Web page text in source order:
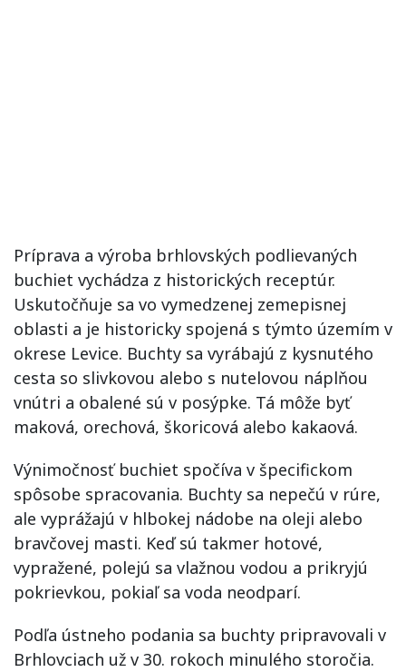
Príprava a výroba brhlovských podlievaných
buchiet vychádza z historických receptúr.
Uskutočňuje sa vo vymedzenej zemepisnej
oblasti a je historicky spojená s týmto územím v
okrese Levice. Buchty sa vyrábajú z kysnutého
cesta so slivkovou alebo s nutelovou náplňou
vnútri a obalené sú v posýpke. Tá môže byť
maková, orechová, škoricová alebo kakaová.
Výnimočnosť buchiet spočíva v špecifickom
spôsobe spracovania. Buchty sa nepečú v rúre,
ale vyprážajú v hlbokej nádobe na oleji alebo
bravčovej masti. Keď sú takmer hotové,
vypražené, polejú sa vlažnou vodou a prikryjú
pokrievkou, pokiaľ sa voda neodparí.
Podľa ústneho podania sa buchty pripravovali v
Brhlovciach už v 30. rokoch minulého storočia.